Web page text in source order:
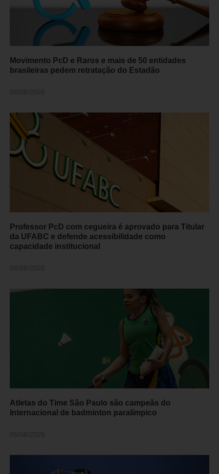
Movimento PcD e Raros e mais de 50 entidades
brasileiras pedem retratação do Estadão
Professor PcD com cegueira é aprovado para Titular
da UFABC e defende acessibilidade como
capacidade institucional
Atletas do Time São Paulo são campeãs do
Internacional de badminton paralímpico